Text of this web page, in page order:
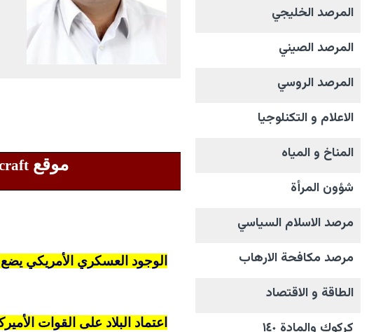
المرصد الخليجي
المرصد الصيني
المرصد الروسي
الاعلام و التکنلوجیا
المناخ و المیاه
شؤون المرأة
مرصد الاسلام السياسي
مرصد مكافحة الارهاب
الطاقة و الاقتصاد
موقع
الوجود العسكري الأمريكي
اعتماد البلاد على القوات